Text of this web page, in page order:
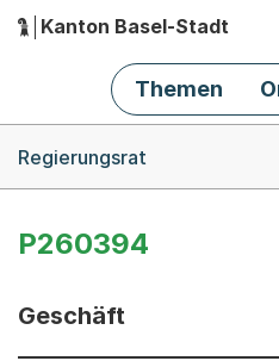
Hauptnavigation
Kanton Basel-Stadt
Themen
Regierungsrat
P260394
Geschäft